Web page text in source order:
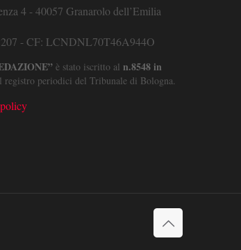
4 - 40057 Granarolo dell’Emilia
- CF: LCNDNL70T46A944O
è stato iscritto al n.8548 in
registro periodici del Tribunale di Bologna.